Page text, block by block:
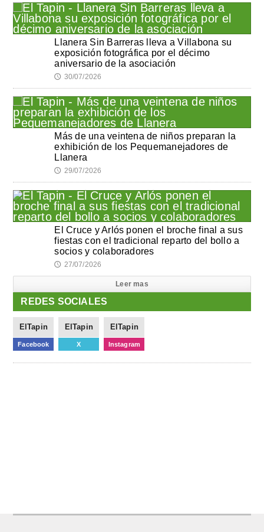
Llanera Sin Barreras lleva a Villabona su
exposición fotográfica por el décimo
aniversario de la asociación
🕔 30/07/2026
Más de una veintena de niños preparan la
exhibición de los Pequemanejadores de
Llanera
🕔 29/07/2026
El Cruce y Arlós ponen el broche final a sus
fiestas con el tradicional reparto del bollo a
socios y colaboradores
🕔 27/07/2026
Leer mas
REDES SOCIALES
ElTapin
Facebook
ElTapin
X
ElTapin
Instagram